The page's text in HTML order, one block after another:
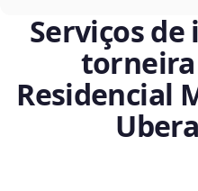
Serviços
Residencial